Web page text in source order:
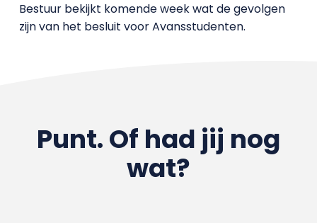
Bestuur bekijkt komende week wat de gevolgen
zijn van het besluit voor Avansstudenten.
Punt. Of had jij nog
wat?